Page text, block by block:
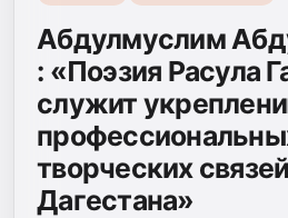
Абдулмуслим
: «Поэзия Расула
служит
творческих
Дагестана»